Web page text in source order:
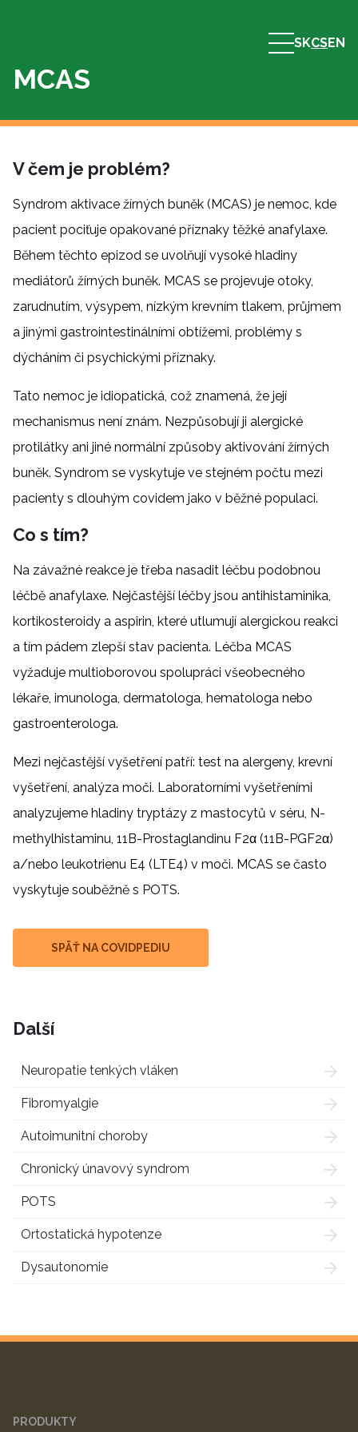
SKCSEN
MCAS
V čem je problém?
Syndrom aktivace žírných buněk (MCAS) je nemoc, kde
pacient pociťuje opakované příznaky těžké anafylaxe.
Během těchto epizod se uvolňují vysoké hladiny
mediátorů žírných buněk. MCAS se projevuje otoky,
zarudnutím, výsypem, nízkým krevním tlakem, průjmem
a jinými gastrointestinálními obtížemi, problémy s
dýcháním či psychickými příznaky.
Tato nemoc je idiopatická, což znamená, že její
mechanismus není znám. Nezpůsobují ji alergické
protilátky ani jiné normální způsoby aktivování žírných
buněk. Syndrom se vyskytuje ve stejném počtu mezi
pacienty s dlouhým covidem jako v běžné populaci.
Co s tím?
Na závažné reakce je třeba nasadit léčbu podobnou
léčbě anafylaxe. Nejčastější léčby jsou antihistaminika,
kortikosteroidy a aspirin, které utlumují alergickou reakci
a tím pádem zlepší stav pacienta. Léčba MCAS
vyžaduje multioborovou spolupráci všeobecného
lékaře, imunologa, dermatologa, hematologa nebo
gastroenterologa.
Mezi nejčastější vyšetření patří: test na alergeny, krevní
vyšetření, analýza moči. Laboratorními vyšetřeními
analyzujeme hladiny tryptázy z mastocytů v séru, N-
methylhistaminu, 11B-Prostaglandinu F2α (11B-PGF2α)
a/nebo leukotrienu E4 (LTE4) v moči. MCAS se často
vyskytuje souběžně s POTS.
SPÄŤ NA COVIDPEDIU
Další
Neuropatie tenkých vláken
Fibromyalgie
Autoimunitní choroby
Chronický únavový syndrom
POTS
Ortostatická hypotenze
Dysautonomie
PRODUKTY